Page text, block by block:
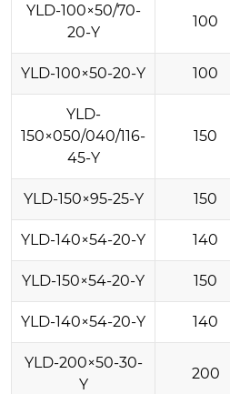
YLD-100×50/70-
20-Y
100
YLD-100×50-20-Y 100
YLD-
150×050/040/116-
45-Y
150
YLD-150×95-25-Y 150
YLD-140×54-20-Y 140
YLD-150×54-20-Y 150
YLD-140×54-20-Y 140
YLD-200×50-30-
Y
200